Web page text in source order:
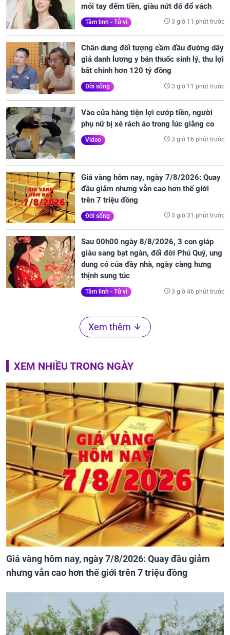
mỏi tay đếm tiền, giàu nứt đố đổ vách
Tâm linh - Tử vi 3 giờ 11 phút trước
Chân dung đối tượng cầm đầu đường dây
giả danh lương y bán thuốc sinh lý, thu lợi
bất chính hơn 120 tỷ đồng
Đời sống 3 giờ 11 phút trước
Vào cửa hàng tiện lợi cướp tiền, người
phụ nữ bị xé rách áo trong lúc giằng co
Video 3 giờ 16 phút trước
Giá vàng hôm nay, ngày 7/8/2026: Quay
đầu giảm nhưng vẫn cao hơn thế giới
trên 7 triệu đồng
Đời sống 3 giờ 31 phút trước
Sau 00h00 ngày 8/8/2026, 3 con giáp
giàu sang bạt ngàn, đổi đời Phú Quý, ung
dung có của đầy nhà, ngày càng hưng
thịnh sung túc
Tâm linh - Tử vi 3 giờ 46 phút trước
Xem thêm
XEM NHIỀU TRONG NGÀY
Giá vàng hôm nay, ngày 7/8/2026: Quay đầu giảm
nhưng vẫn cao hơn thế giới trên 7 triệu đồng